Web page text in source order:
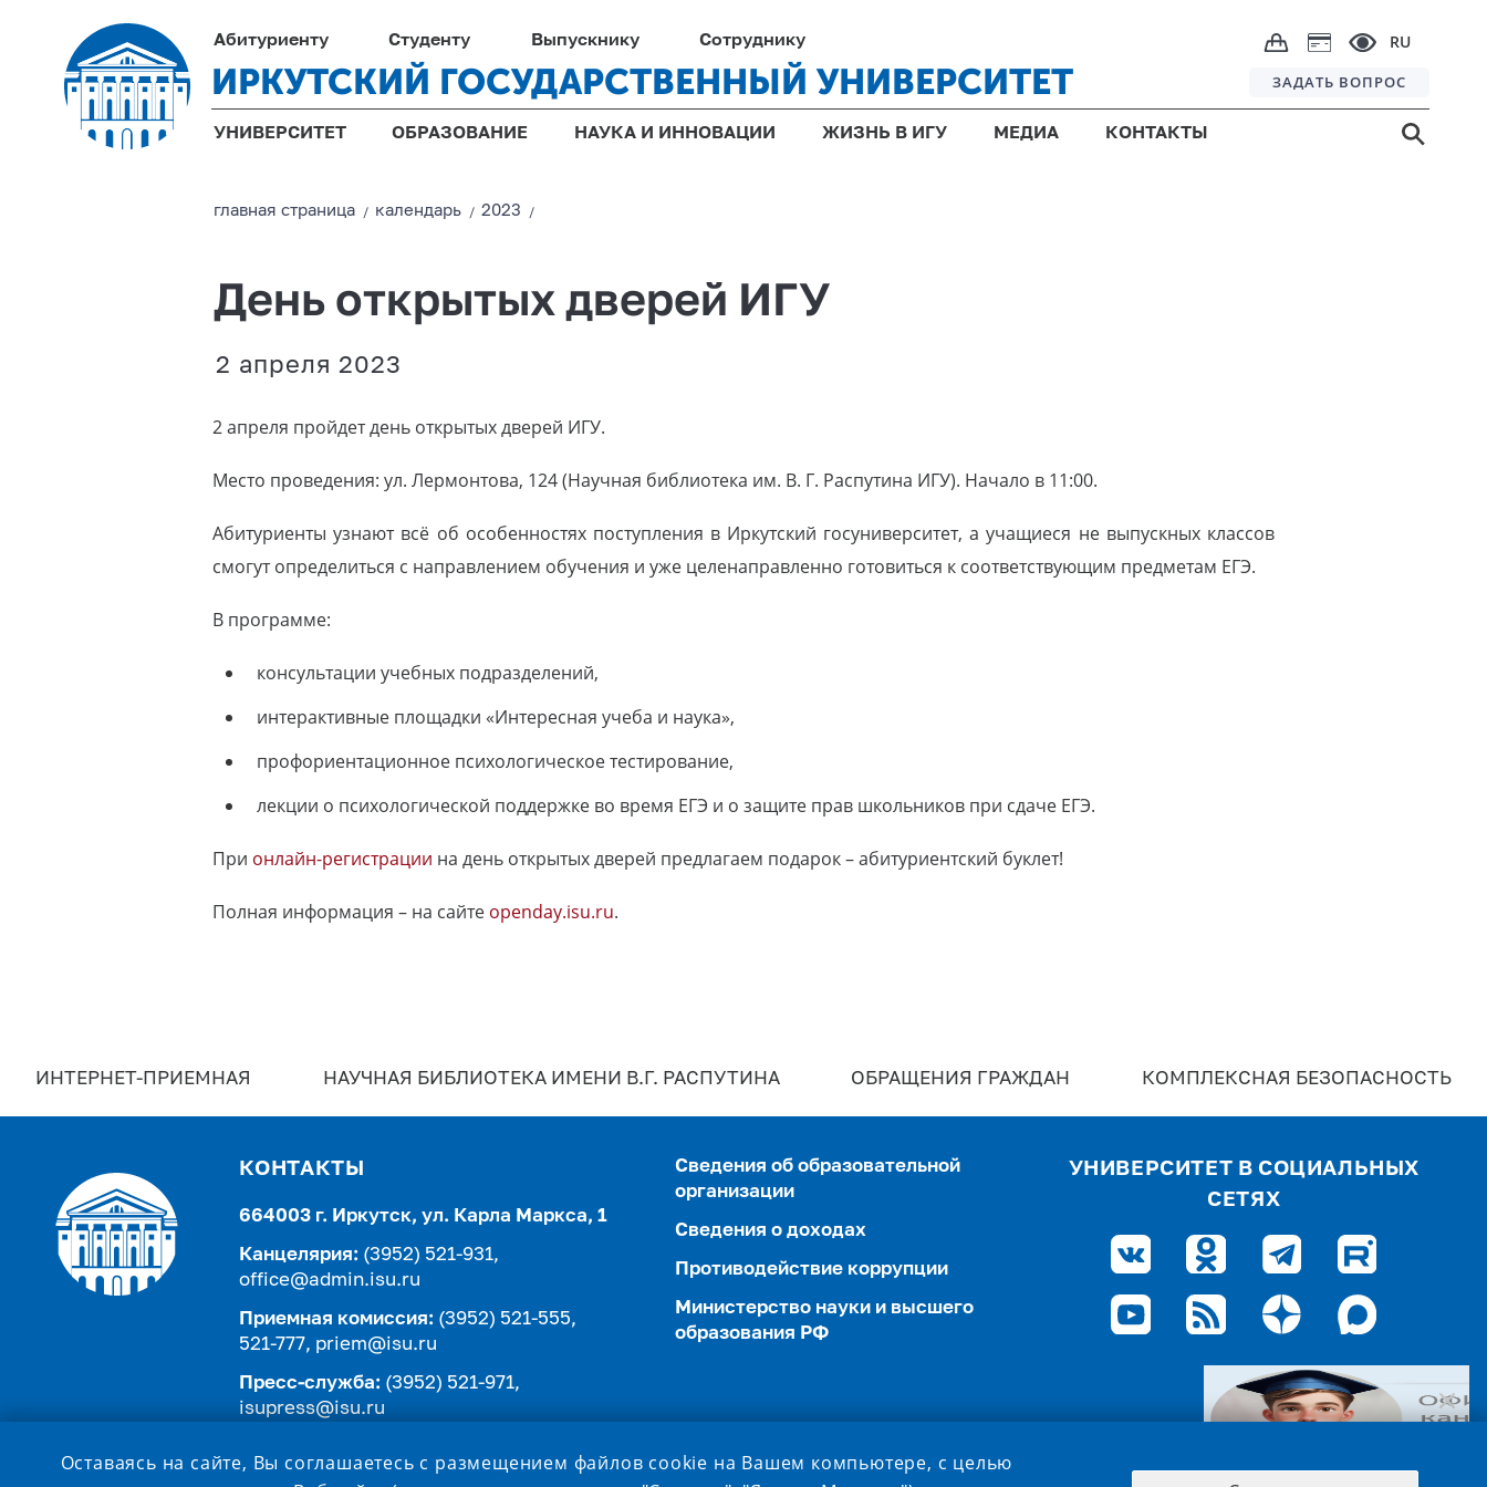
Абитуриенту Студенту Выпускнику Сотруднику RU
ИРКУТСКИЙ ГОСУДАРСТВЕННЫЙ УНИВЕРСИТЕТ ЗАДАТЬ ВОПРОС
УНИВЕРСИТЕТ ОБРАЗОВАНИЕ НАУКА И ИННОВАЦИИ ЖИЗНЬ В ИГУ МЕДИА КОНТАКТЫ
главная страницa / календарь /2023 /
День открытых дверей ИГУ
2 апреля 2023
2 апреля пройдет день открытых дверей ИГУ.
Место проведения: ул. Лермонтова, 124 (Научная библиотека им. В. Г. Распутина ИГУ). Начало в 11:00.
Абитуриенты узнают всё об особенностях поступления в Иркутский госуниверситет, а учащиеся не выпускных классов
смогут определиться с направлением обучения и уже целенаправленно готовиться к соответствующим предметам ЕГЭ.
В программе:
консультации учебных подразделений,
интерактивные площадки «Интересная учеба и наука»,
профориентационное психологическое тестирование,
лекции о психологической поддержке во время ЕГЭ и о защите прав школьников при сдаче ЕГЭ.
При онлайн-регистрации на день открытых дверей предлагаем подарок – абитуриентский буклет!
Полная информация – на сайте openday.isu.ru.
ИНТЕРНЕТ-ПРИЕМНАЯ НАУЧНАЯ БИБЛИОТЕКА ИМЕНИ В.Г. РАСПУТИНА ОБРАЩЕНИЯ ГРАЖДАН КОМПЛЕКСНАЯ БЕЗОПАСНОСТЬ
КОНТАКТЫ
664003 г. Иркутск, ул. Карла Маркса, 1
Канцелярия: (3952) 521-931,
office@admin.isu.ru
Приемная комиссия: (3952) 521-555,
521-777, priem@isu.ru
Пресс-служба: (3952) 521-971,
isupress@isu.ru
Сведения об образовательной
организации
Сведения о доходах
Противодействие коррупции
Министерство науки и высшего
образования РФ
УНИВЕРСИТЕТ В СОЦИАЛЬНЫХ
СЕТЯХ
Оставаясь на сайте, Вы соглашаетесь с размещением файлов cookie на Вашем компьютере, с целью